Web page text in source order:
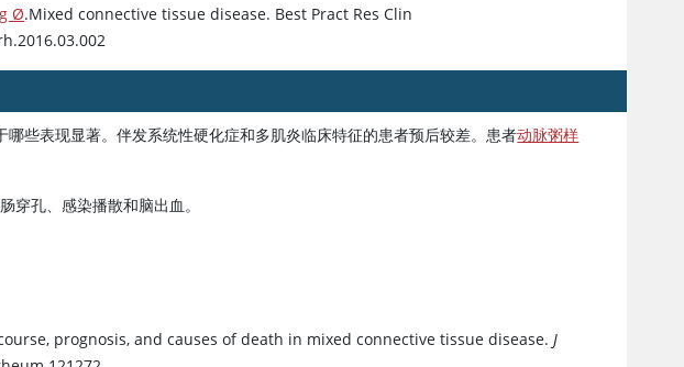
Ø.Mixed connective tissue disease. Best Pract Res Clin
哪些表现显著。伴发系统性硬化症和多肌炎临床特征的患者预后较差。患者动脉粥样
穿孔、感染播散和脑出血。
prognosis, and causes of death in mixed connective tissue disease.J